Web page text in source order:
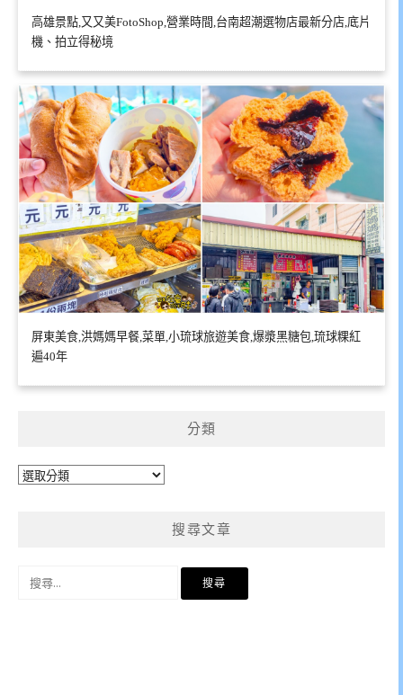
高雄景點,又又美FotoShop,營業時間,台南超潮選物店最新分店,底片
機、拍立得秘境
屏東美食,洪媽媽早餐,菜單,小琉球旅遊美食,爆漿黑糖包,琉球粿紅
遍40年
分類
分
搜尋文章